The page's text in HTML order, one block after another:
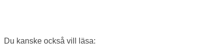
Du kanske också vill läsa: